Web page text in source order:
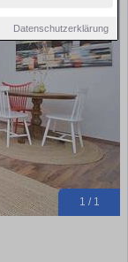
Datenschutzerklärung
1 / 1